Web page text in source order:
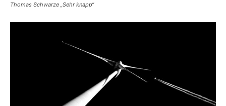
Thomas Schwarze „Sehr knapp“